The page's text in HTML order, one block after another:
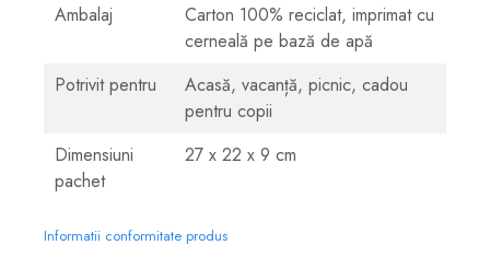
Ambalaj
Carton 100% reciclat, imprimat cu
cerneală pe bază de apă
Potrivit pentru
Acasă, vacanță, picnic, cadou
pentru copii
Dimensiuni
pachet
27 x 22 x 9 cm
Informatii conformitate produs